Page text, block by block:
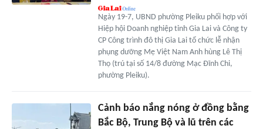
Ngày 19-7, UBND phường Pleiku phối hợp với
Hiệp hội Doanh nghiệp tỉnh Gia Lai và Công ty
CP Công trình đô thị Gia Lai tổ chức lễ nhận
phụng dưỡng Mẹ Việt Nam Anh hùng Lê Thị
Thọ (trú tại số 14/8 đường Mạc Đĩnh Chi,
phường Pleiku).
Cảnh báo nắng nóng ở đồng bằng
Bắc Bộ, Trung Bộ và lũ trên các